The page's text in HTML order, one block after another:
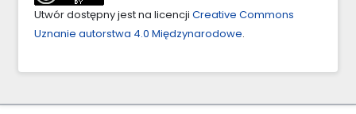
Utwór dostępny jest na licencji Creative Commons
Uznanie autorstwa 4.0 Międzynarodowe.